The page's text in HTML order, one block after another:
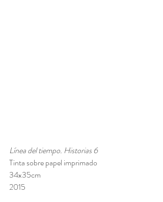
Línea del tiempo. Historias 6
Tinta sobre papel imprimado
34x35cm
2015